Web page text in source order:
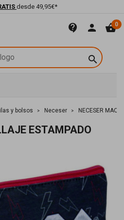
desde 49,95€*
contact_support person shopping_basket0

y bolsos Neceser NECESER
ESTAMPADO